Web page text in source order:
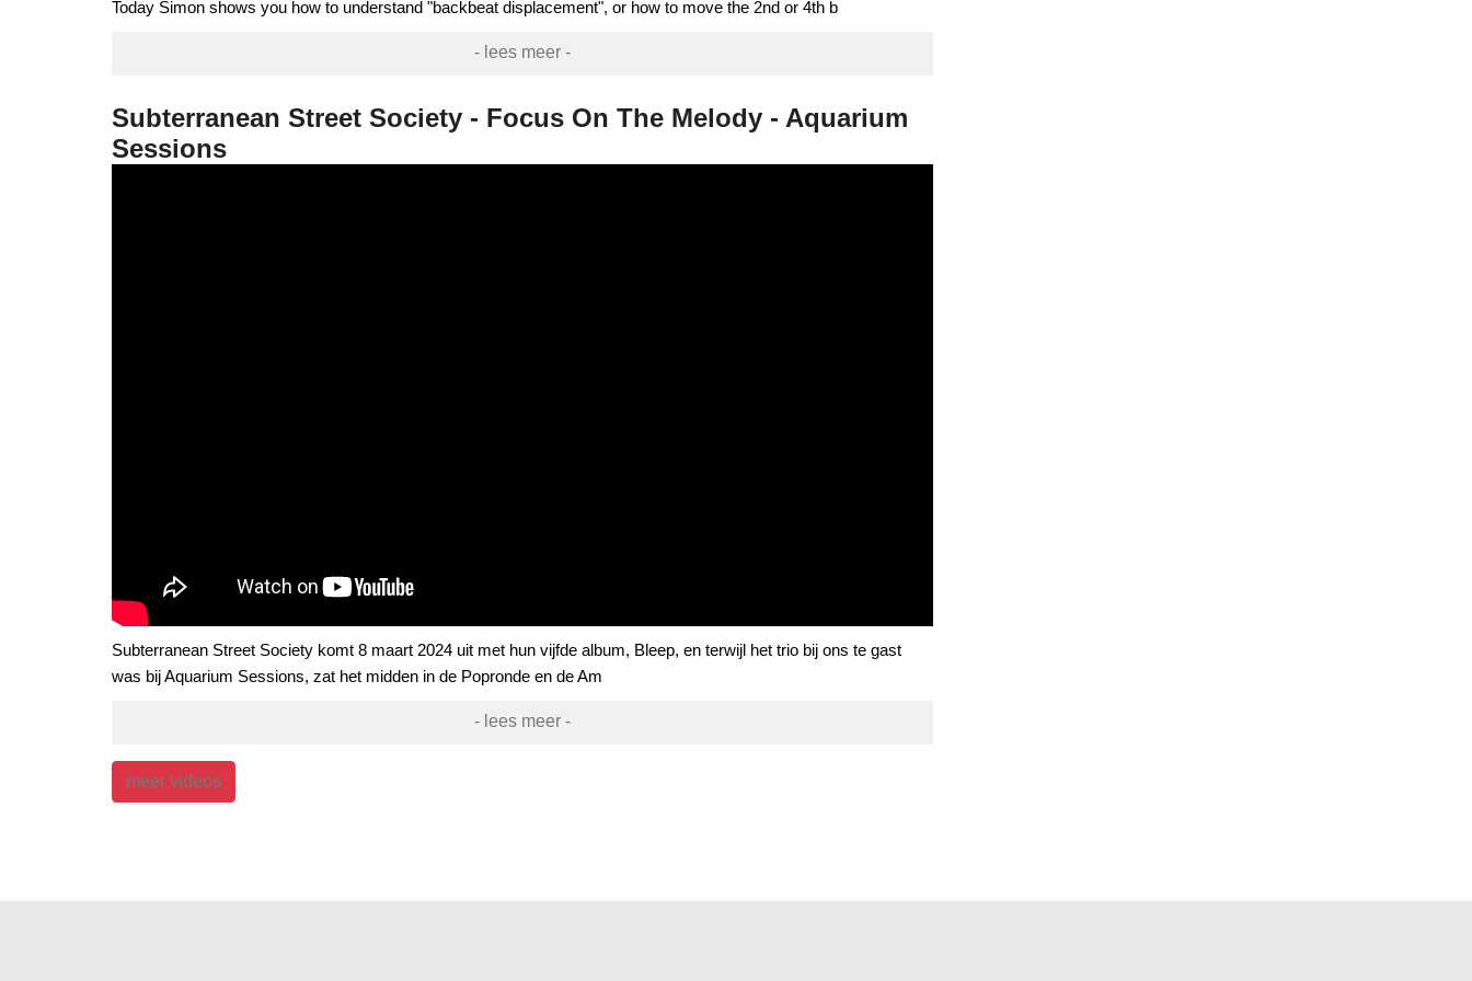
Today Simon shows you how to understand "backbeat displacement", or how to move the 2nd or 4th b
- lees meer -
Subterranean Street Society - Focus On The Melody - Aquarium
Sessions
Subterranean Street Society komt 8 maart 2024 uit met hun vijfde album, Bleep, en terwijl het trio bij ons te gast
was bij Aquarium Sessions, zat het midden in de Popronde en de Am
- lees meer -
meer videos